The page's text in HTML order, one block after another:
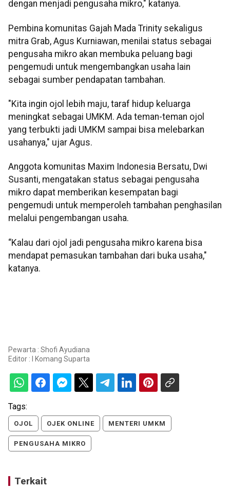
dengan menjadi pengusaha mikro," katanya.
Pembina komunitas Gajah Mada Trinity sekaligus
mitra Grab, Agus Kurniawan, menilai status sebagai
pengusaha mikro akan membuka peluang bagi
pengemudi untuk mengembangkan usaha lain
sebagai sumber pendapatan tambahan.
"Kita ingin ojol lebih maju, taraf hidup keluarga
meningkat sebagai UMKM. Ada teman-teman ojol
yang terbukti jadi UMKM sampai bisa melebarkan
usahanya," ujar Agus.
Anggota komunitas Maxim Indonesia Bersatu, Dwi
Susanti, mengatakan status sebagai pengusaha
mikro dapat memberikan kesempatan bagi
pengemudi untuk memperoleh tambahan penghasilan
melalui pengembangan usaha.
“Kalau dari ojol jadi pengusaha mikro karena bisa
mendapat pemasukan tambahan dari buka usaha,"
katanya.
Pewarta : Shofi Ayudiana
Editor : I Komang Suparta
Tags:
OJOL OJEK ONLINE MENTERI UMKM
PENGUSAHA MIKRO
Terkait